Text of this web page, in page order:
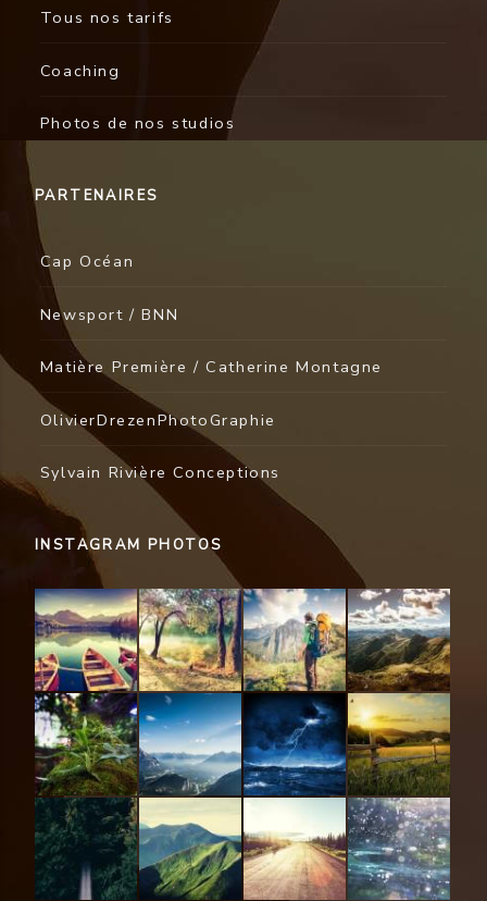
Tous nos tarifs
Coaching
Photos de nos studios
PARTENAIRES
Cap Océan
Newsport / BNN
Matière Première / Catherine Montagne
OlivierDrezenPhotoGraphie
Sylvain Rivière Conceptions
INSTAGRAM PHOTOS